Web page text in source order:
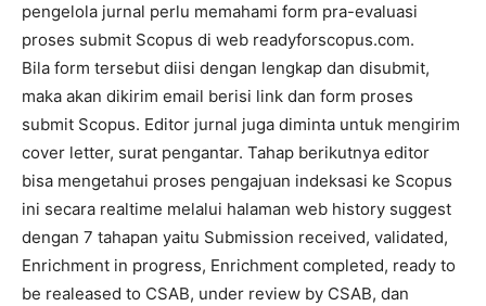
pengelola jurnal perlu memahami form pra-evaluasi
proses submit Scopus di web readyforscopus.com.
Bila form tersebut diisi dengan lengkap dan disubmit,
maka akan dikirim email berisi link dan form proses
submit Scopus. Editor jurnal juga diminta untuk mengirim
cover letter, surat pengantar. Tahap berikutnya editor
bisa mengetahui proses pengajuan indeksasi ke Scopus
ini secara realtime melalui halaman web history suggest
dengan 7 tahapan yaitu Submission received, validated,
Enrichment in progress, Enrichment completed, ready to
be realeased to CSAB, under review by CSAB, dan